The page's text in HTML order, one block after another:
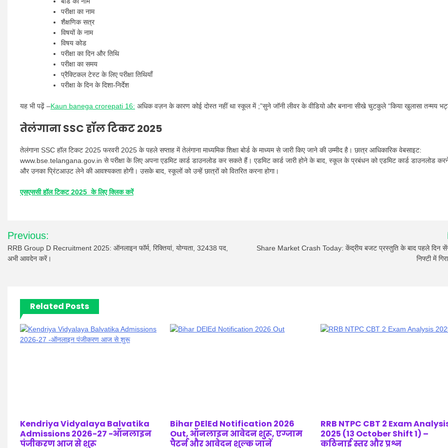
परीक्षा का नाम
शैक्षणिक सत्र
विषयों के नाम
विषय कोड
परीक्षा का दिन और तिथि
परीक्षा का समय
प्रैक्टिकल टेस्ट के लिए परीक्षा तिथियाँ
परीक्षा के दिन के दिशा-निर्देश
यह भी पढ़ें –Kaun banega crorepati 16: अधिक वज़न के कारण कोई दोस्त नहीं था स्कूल में ;”सुने जॉनी लीवर के वीडियो और बनाना सीखे चुटकुले “किया खुलासा तन्मय
तेलंगाना SSC हॉल टिकट 2025
तेलंगाना SSC हॉल टिकट 2025 फरवरी 2025 के पहले सप्ताह में तेलंगाना माध्यमिक शिक्षा बोर्ड के माध्यम से जारी किए जाने की उम्मीद है। छात्र आधिकारिक वेबसाइट:
www.bse.telangana.gov.in से परीक्षा के लिए अपना एडमिट कार्ड डाउनलोड कर सकते हैं। एडमिट कार्ड जारी होने के बाद, स्कूल के प्रबंधन को एडमिट कार्ड डाउनलोड
और उनका प्रिंटआउट लेने की आवश्यकता होगी। उसके बाद, स्कूलों को उन्हें छात्रों को वितरित करना होगा।
एसएससी हॉल टिकट 2025 के लिए क्लिक करें
Post
navigation
Previous:
RRB Group D Recruitment 2025: ऑनलाइन फॉर्म, रिक्तियां, योग्यता, 32438 पद,
अभी आवदेन करें।
Share Market Crash Today: केंद्रीय बजट प्रस्तुति के बाद पहले दिन
निफ्टी में
Related Posts
Kendriya Vidyalaya Balvatika
Admissions 2026-27 -ऑनलाइन
पंजीकरण आज से शुरू
Bihar DElEd Notification 2026
Out, ऑनलाइन आवेदन शुरू, एग्जाम
पैटर्न और आवेदन शुल्क जानें
RRB NTPC CBT 2 Exam
2025 (13 October Shift 1) –
कठिनाई स्तर और प्रश्न